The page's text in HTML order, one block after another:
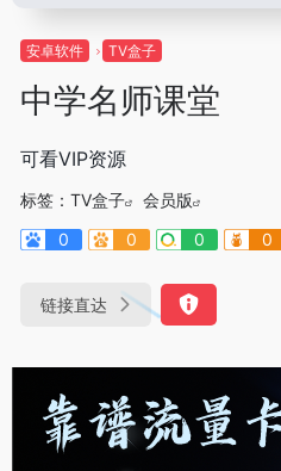
安卓软件 TV盒子
中学名师课堂
可看VIP资源
标签： TV盒子
会员版
0
0 0 0
链接直达